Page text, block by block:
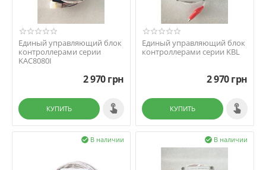
Единый управляющий блок
контроллерами серии
KAC8080I
2 970грн
КУПИТЬ
Единый управляющий блок
контроллерами серии KBL
2 970грн
КУПИТЬ
В наличии
 В наличии
